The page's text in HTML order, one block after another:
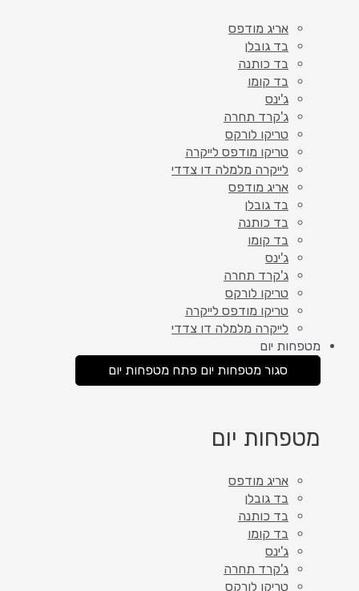
אריג מודפס
בד גובלן
בד כותנה
בד קומו
ג'ינס
ג'קרד תחרה
טריקו לורקס
טריקו מודפס לייקרה
לייקרה מלמלה דו צדדי
אריג מודפס
בד גובלן
בד כותנה
בד קומו
ג'ינס
ג'קרד תחרה
טריקו לורקס
טריקו מודפס לייקרה
לייקרה מלמלה דו צדדי
מטפחות יום
סגור מטפחות יום פתח מטפחות יום
מטפחות יום
אריג מודפס
בד גובלן
בד כותנה
בד קומו
ג'ינס
ג'קרד תחרה
טריקו לורקס